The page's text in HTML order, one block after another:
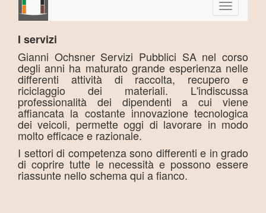
Toggle
navigation
I servizi
Gianni Ochsner Servizi Pubblici SA nel corso
degli anni ha maturato grande esperienza nelle
differenti attività di raccolta, recupero e
riciclaggio dei materiali. L'indiscussa
professionalità dei dipendenti a cui viene
affiancata la costante innovazione tecnologica
dei veicoli, permette oggi di lavorare in modo
molto efficace e razionale.
I settori di competenza sono differenti e in grado
di coprire tutte le necessità e possono essere
riassunte nello schema qui a fianco.